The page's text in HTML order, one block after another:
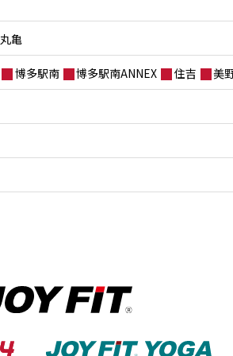
丸亀
博多駅南 博多駅南ANNEX 住吉 美